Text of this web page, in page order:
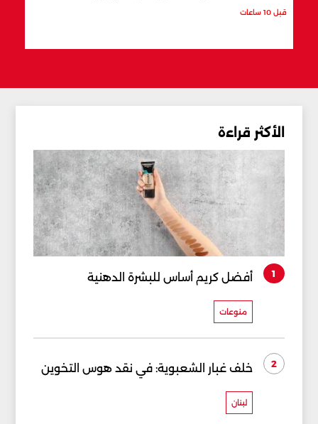
قبل 10 ساعات
الأكثر قراءة
1 أفضل كريم أساس للبشرة الدهنية
منوعات
2 خلف غبار الشعبوية: في نقد هوس التخوين
لبنان